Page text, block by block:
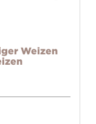
Weizen